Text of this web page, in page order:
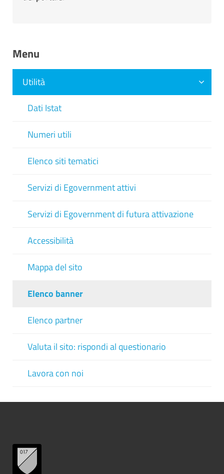
Menu
Utilità
Dati Istat
Numeri utili
Elenco siti tematici
Servizi di Egovernment attivi
Servizi di Egovernment di futura attivazione
Accessibilità
Mappa del sito
Elenco banner
Elenco partner
Valuta il sito: rispondi al questionario
Lavora con noi